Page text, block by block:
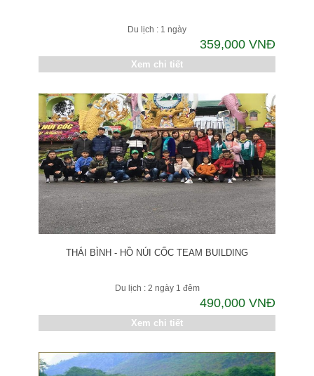
Du lịch : 1 ngày
359,000 VNĐ
Xem chi tiết
THÁI BÌNH - HỒ NÚI CỐC TEAM BUILDING
Du lịch : 2 ngày 1 đêm
490,000 VNĐ
Xem chi tiết